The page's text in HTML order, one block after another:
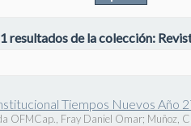
resultados de la colección:
Tiempos Nuevos Año
OFMCap., Fray Daniel Omar; Muñoz,